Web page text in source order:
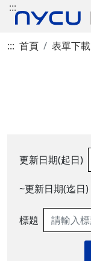
:::
::: 首頁 表單下載
更新日期(起日)
~更新日期(迄日)
標題